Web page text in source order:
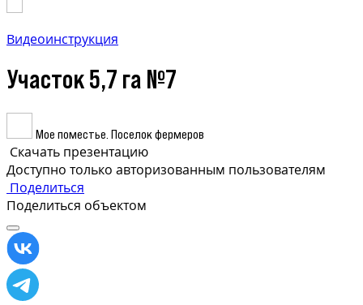
Видеоинструкция
Участок 5,7 га №7
Мое поместье. Поселок фермеров
Скачать презентацию
Доступно только авторизованным пользователям
Поделиться
Поделиться объектом